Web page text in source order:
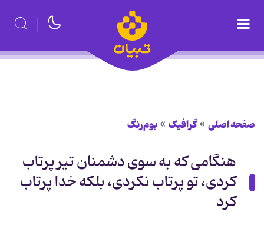
صفحه اصلی گرافیک بوم‌رنگ
هنگامی که به سوی دشمنان تیر پرتاب
کردی، تو پرتاب نکردی، بلکه خدا پرتاب
کرد